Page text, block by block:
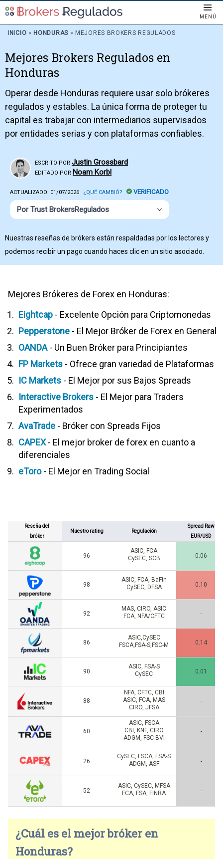
MENÚ
INICIO » HONDURAS» MEJORES BROKERS REGULADOS
Mejores Brokers Regulados en
Honduras
Operar desde Honduras requiere usar solo brókeres
regulados y estables. La única forma de proteger tu
capital es trabajar con intermediarios supervisados
por entidades serias y con plataformas confiables.
ESCRITO POR Justin Grossbard
EDITADO POR Noam Korbl
ACTUALIZADO: 01/07/2026 ¿QUÉ CAMBIÓ? VERIFICADO
Por Trust BrokersRegulados
Nuestras reseñas de brókers están respaldadas por los lectores y
podemos recibir un pago cuando haces clic en un sitio asociado.
Mejores Brókeres de Forex en Honduras:
Eightcap - Excelente Opción para Criptomonedas
Pepperstone - El Mejor Bróker de Forex en General
OANDA- Un Buen Bróker para Principiantes
FP Markets - Ofrece gran variedad de Plataformas
IC Markets - El Mejor por sus Bajos Spreads
Interactive Brokers - El Mejor para Traders
Experimentados
AvaTrade - Bróker con Spreads Fijos
CAPEX- El mejor broker de forex en cuanto a
diferenciales
eToro- El Mejor en Trading Social
Reseña del
bróker
Nuestro rating Regulación
Spread Raw
EUR/USD
96
ASIC, FCA
CySEC, SCB
0.06
98
ASIC, FCA, BaFin
CySEC, DFSA
0.10
92
MAS, CIRO, ASIC
FCA, NFA/CFTC
-
86
ASIC,CySEC
FSCA,FSA-S,FSC-M
0.14
90
ASIC, FSA-S
CySEC
0.01
88
NFA, CFTC, CBI
ASIC, FCA, MAS
CIRO, JFSA
-
60
ASIC, FSCA
CBI, KNF, CIRO
ADGM, FSC-BVI
-
26
CySEC, FSCA, FSA-S
ADGM, ASF
-
52
ASIC, CySEC, MFSA
FCA, FSA, FINRA
-
¿Cuál es el mejor bróker en
Honduras?